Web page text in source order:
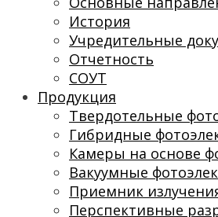
История
Учредительные
Отчетность
СОУТ
Продукция
Твердотельные
Гибридные
Камеры на основе
Вакуумные
Приемник
Перспективные